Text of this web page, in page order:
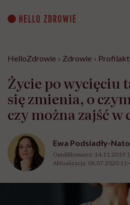
content
HelloZdrowie › Zdrowie ›
Życie po wycięciu
się zmienia, o
czy można zajść w
Ewa Podsiadły-
Opublikowano: 14.11.2019
Aktualizacja: 06.07.2020